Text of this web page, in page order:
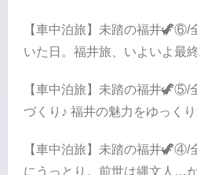
【車中泊旅】未踏の福井🦖⑥/
いた日。福井旅、いよいよ最
【車中泊旅】未踏の福井🦖⑤/
づくり♪ 福井の魅力をゆっく
【車中泊旅】未踏の福井🦖④/
にうっとり。前世は縄文人…